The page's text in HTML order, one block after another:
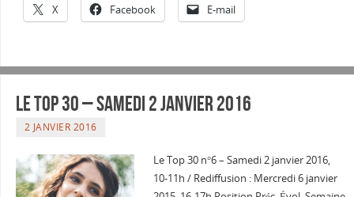
X Facebook E-mail
Le Top 30 – Samedi 2 janvier 2016
2 JANVIER 2016
Le Top 30 n°6 – Samedi 2 janvier 2016,
10-11h / Rediffusion : Mercredi 6 janvier